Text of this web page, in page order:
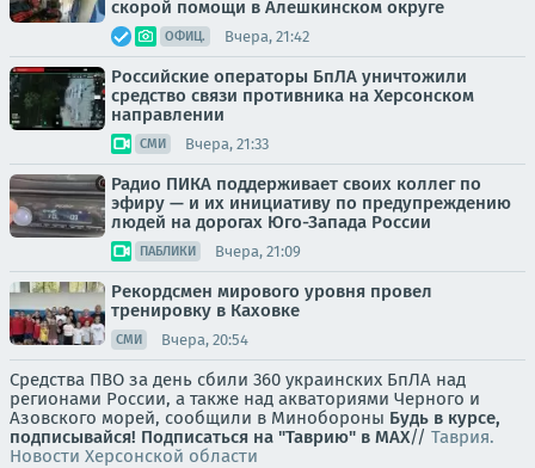
скорой помощи в Алешкинском округе
ОФИЦ. Вчера, 21:42
Российские операторы БпЛА уничтожили
средство связи противника на Херсонском
направлении
СМИ Вчера, 21:33
Радио ПИКА поддерживает своих коллег по
эфиру — и их инициативу по предупреждению
людей на дорогах Юго-Запада России
ПАБЛИКИ Вчера, 21:09
Рекордсмен мирового уровня провел
тренировку в Каховке
СМИ Вчера, 20:54
Средства ПВО за день сбили 360 украинских БпЛА над
регионами России, а также над акваториями Черного и
Азовского морей, сообщили в Минобороны Будь в курсе,
подписывайся! Подписаться на "Таврию" в MAX// Таврия.
Новости Херсонской области